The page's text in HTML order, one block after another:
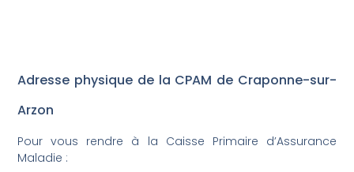
Adresse physique de la CPAM de Craponne-sur-
Arzon
Pour vous rendre à la Caisse Primaire d’Assurance
Maladie :